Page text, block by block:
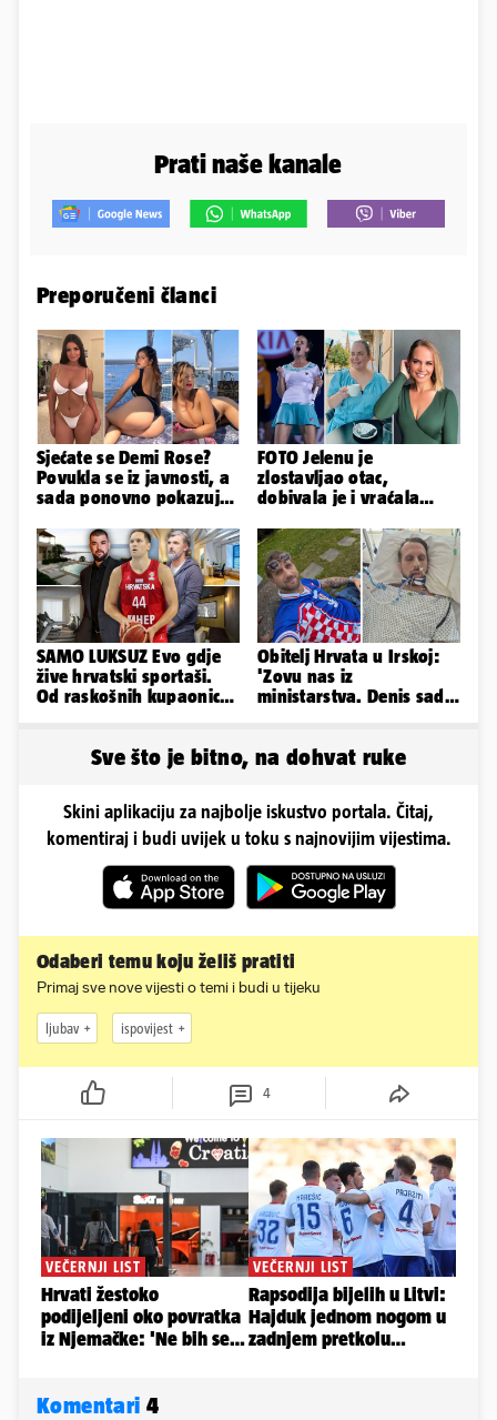
Prati naše kanale
Preporučeni članci
Sjećate se Demi Rose?
Povukla se iz javnosti, a
sada ponovno pokazuje
FOTO Jelenu je
zlostavljao otac,
dobivala je i vraćala
tukao šakama'
SAMO LUKSUZ Evo gdje
žive hrvatski sportaši.
Od raskošnih kupaonica
Obitelj Hrvata u Irskoj:
'Zovu nas iz
ministarstva. Denis sada
Sve što je bitno, na dohvat ruke
Skini aplikaciju za najbolje iskustvo portala. Čitaj,
komentiraj i budi uvijek u toku s najnovijim vijestima.
Odaberi temu koju želiš pratiti
Primaj sve nove vijesti o temi i budi u tijeku
ljubav ispovijest
4
Komentari 4